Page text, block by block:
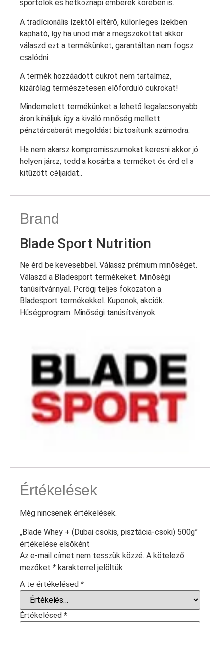
sportolók és hétköznapi emberek körében is.
A tradícionális ízektől eltérő, különleges ízekben
kapható, így ha unod már a megszokottat akkor
válaszd ezt a termékünket, garantáltan nem fogsz
csalódni.
A termék hozzáadott cukrot nem tartalmaz,
kizárólag természetesen előforduló cukrokat!
Mindemelett termékünket a lehető legalacsonyabb
áron kínáljuk így a kiváló minőség mellett
pénztárcabarát megoldást biztosítunk számodra.
Ha nem akarsz kompromisszumokat keresni akkor jó
helyen jársz, tedd a kosárba a terméket és érd el a
kitűzött céljaidat..
Brand
Blade Sport Nutrition
Ne érd be kevesebbel. Válassz prémium minőséget.
Válaszd a Bladesport termékeket. Minőségi
tanúsítvánnyal. Pörögj teljes fokozaton a
Bladesport termékekkel. Kuponok, akciók.
Hűségprogram. Minőségi tanúsítványok.
Értékelések
Még nincsenek értékelések.
„Blade Whey + (Dubai csokis, pisztácia-csoki) 500g”
értékelése elsőként
Az e-mail címet nem tesszük közzé. A kötelező
mezőket * karakterrel jelöltük
A te értékelésed *
Értékelésed *